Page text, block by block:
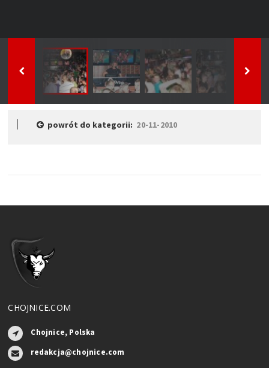
powrót do kategorii: 20-11-2010
CHOJNICE.COM
Chojnice, Polska
redakcja@chojnice.com